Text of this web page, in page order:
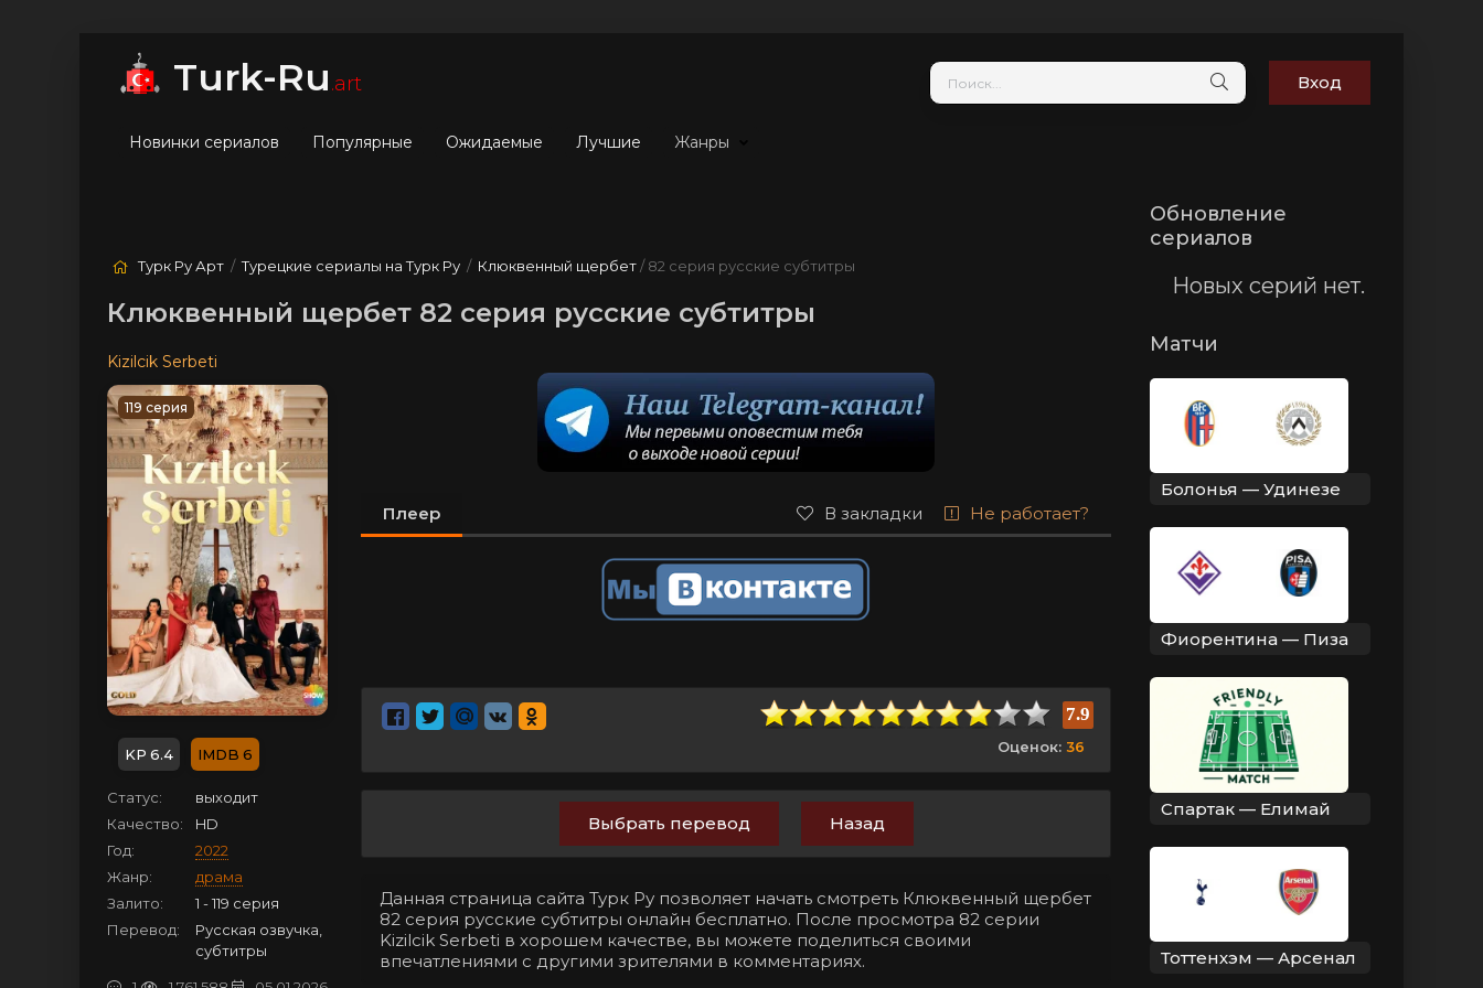
Turk-Ru.art Вход
Новинки сериалов Популярные Ожидаемые Лучшие Жанры
Турк Ру Арт /Турецкие сериалы на Турк Ру / Клюквенный щербет/ 82 серия русские субтитры
Клюквенный щербет 82 серия русские субтитры
Kizilcik Serbeti
119 серия
6.4 6
Статус:
выходит
Качество:
HD
Год:
2022
Жанр:
драма
Залито:
1 - 119 серия
Перевод:
Русская озвучка,
субтитры
Плеер В закладки Не работает?
7.9
Оценок: 36
Выбрать перевод Назад
Данная страница сайта Турк Ру позволяет начать смотреть Клюквенный щербет
82 серия русские субтитры онлайн бесплатно. После просмотра 82 серии
Kizilcik Serbeti в хорошем качестве, вы можете поделиться своими
впечатлениями с другими зрителями в комментариях.
Обновление
сериалов
Новых серий нет.
Матчи
Болонья — Удинезе
Фиорентина — Пиза
Спартак — Елимай
Тоттенхэм — Арсенал